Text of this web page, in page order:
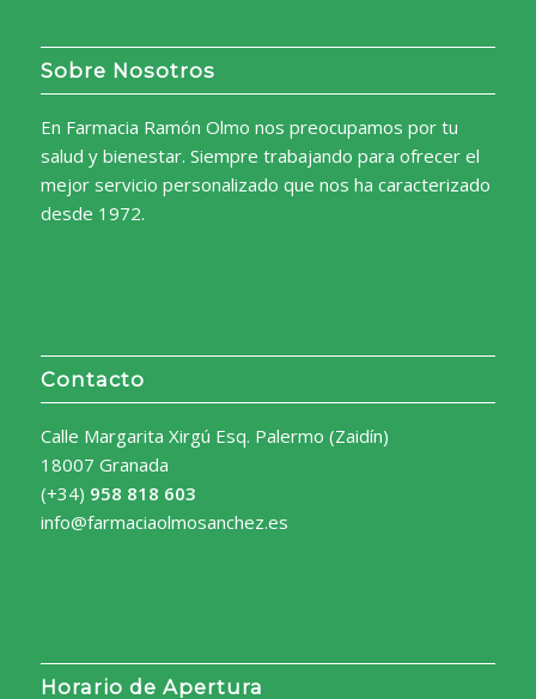
Sobre Nosotros
En Farmacia Ramón Olmo nos preocupamos por tu
salud y bienestar. Siempre trabajando para ofrecer el
mejor servicio personalizado que nos ha caracterizado
desde 1972.
Contacto
Calle Margarita Xirgú Esq. Palermo (Zaidín)
18007 Granada
(+34) 958 818 603
info@farmaciaolmosanchez.es
Horario de Apertura